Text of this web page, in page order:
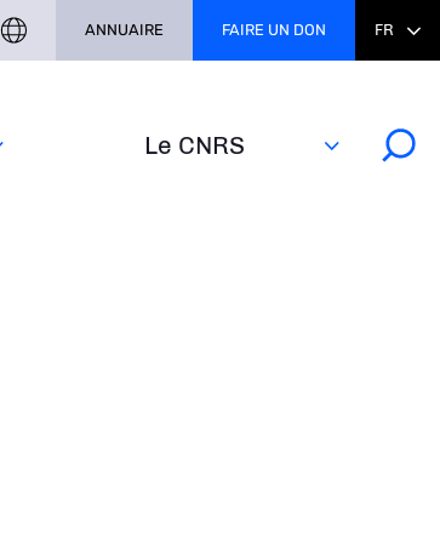
Le CNRS
ANNUAIRE FAIRE UN DON FR